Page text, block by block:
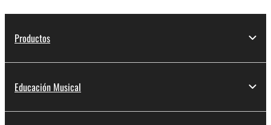
Productos
Educación Musical